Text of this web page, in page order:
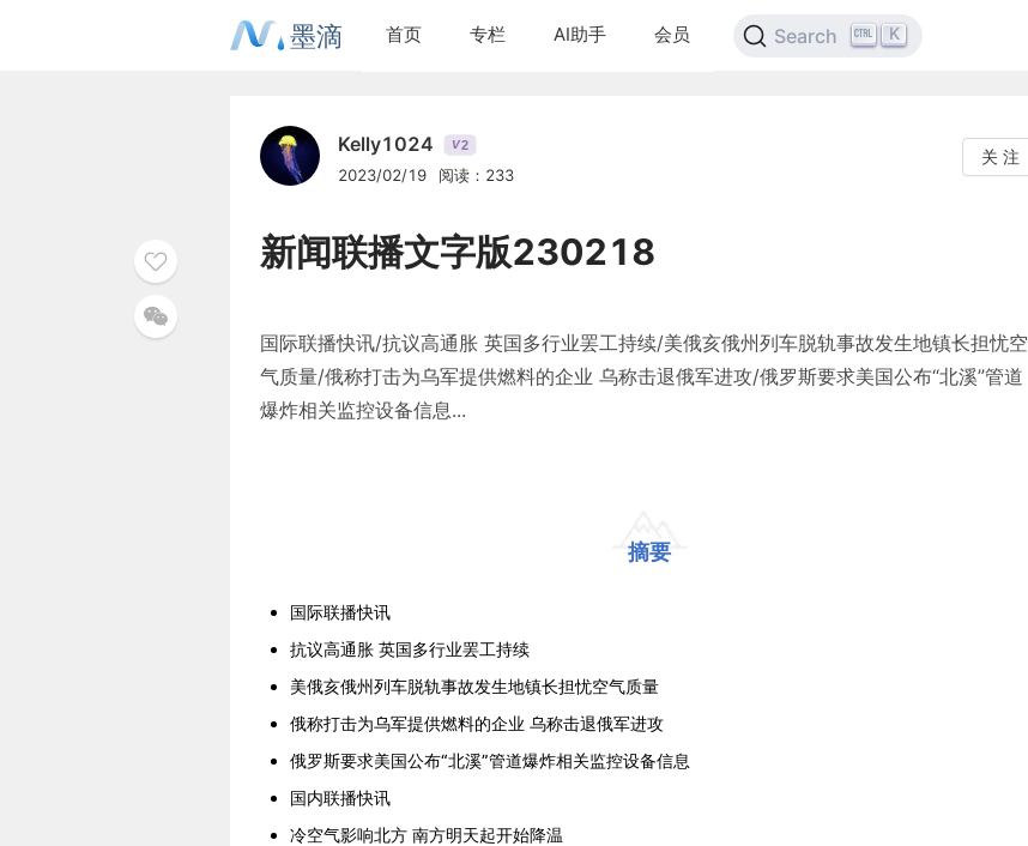
墨滴 首页 专栏 AI助手 会员 Search K
Kelly1024 V2
2023/02/19 阅读：233
关 注
新闻联播文字版230218
国际联播快讯/抗议高通胀 英国多行业罢工持续/美俄亥俄州列车脱轨事故发生地镇长担忧空
气质量/俄称打击为乌军提供燃料的企业 乌称击退俄军进攻/俄罗斯要求美国公布“北溪”管道
爆炸相关监控设备信息...
摘要
国际联播快讯
抗议高通胀 英国多行业罢工持续
美俄亥俄州列车脱轨事故发生地镇长担忧空气质量
俄称打击为乌军提供燃料的企业 乌称击退俄军进攻
俄罗斯要求美国公布“北溪”管道爆炸相关监控设备信息
国内联播快讯
冷空气影响北方 南方明天起开始降温